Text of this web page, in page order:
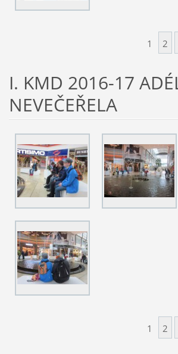
1 2
I. KMD 2016-17
NEVEČEŘELA
1 2